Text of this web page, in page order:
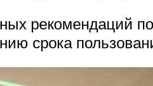
рекомендаций
срока